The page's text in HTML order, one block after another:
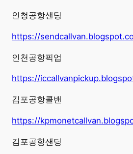
인청공항샌딩
https://
인천공항픽업
https://
김포공항콜밴
https://
김포공항샌딩